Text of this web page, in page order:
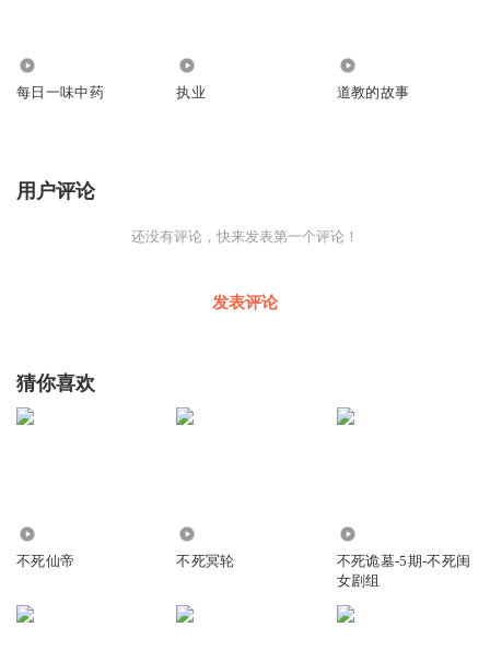
每日一味中药 执业 道教的故事
用户评论
还没有评论，快来发表第一个评论！
发表评论
猜你喜欢
不死仙帝 不死冥轮
不死诡墓-5期-不死闺
女剧组